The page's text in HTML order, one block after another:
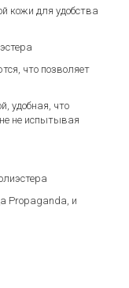
кожи для удобства
что позволяет
удобная, что
не испытывая
Propaganda, и